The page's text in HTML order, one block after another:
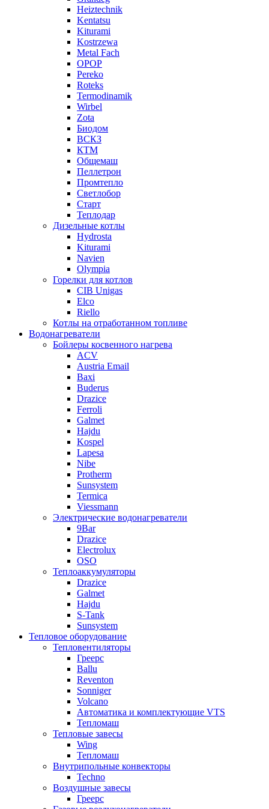
Heiztechnik
Kentatsu
Kiturami
Kostrzewa
Metal Fach
OPOP
Pereko
Roteks
Termodinamik
Wirbel
Zota
Биодом
ВСКЗ
КТМ
Общемаш
Пеллетрон
Промтепло
Светлобор
Старт
Теплодар
Дизельные котлы
Hydrosta
Kiturami
Navien
Olympia
Горелки для котлов
CIB Unigas
Elco
Riello
Котлы на отработанном топливе
Водонагреватели
Бойлеры косвенного нагрева
ACV
Austria Email
Baxi
Buderus
Drazice
Ferroli
Galmet
Hajdu
Kospel
Lapesa
Nibe
Protherm
Sunsystem
Termica
Viessmann
Электрические водонагреватели
9Bar
Drazice
Electrolux
OSO
Теплоаккумуляторы
Drazice
Galmet
Hajdu
S-Tank
Sunsystem
Тепловое оборудование
Тепловентиляторы
Греерс
Ballu
Reventon
Sonniger
Volcano
Автоматика и комплектующие VTS
Тепломаш
Тепловые завесы
Wing
Тепломаш
Внутрипольные конвекторы
Techno
Воздушные завесы
Греерс